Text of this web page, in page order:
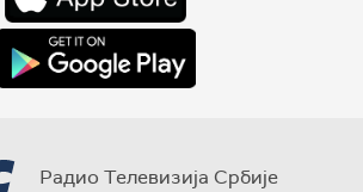
Радио Телевизија Србије